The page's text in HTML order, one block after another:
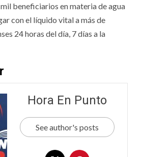
beneficiarios en materia de agua
con el líquido vital a más de
24 horas del día, 7 días a la
Hora En Punto
See author's posts